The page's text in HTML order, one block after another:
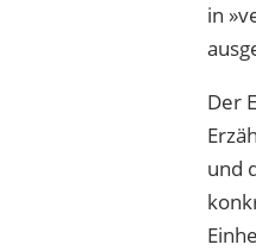
in
Der
und